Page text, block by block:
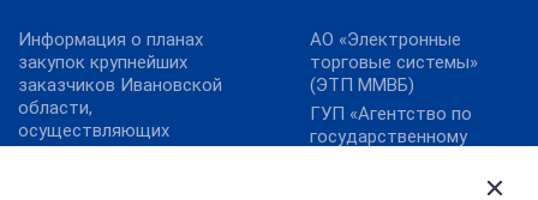
Информация о планах
закупок крупнейших
заказчиков Ивановской
области,
осуществляющих
закупки в соответствии
АО «Электронные
торговые системы»
(ЭТП ММВБ)
ГУП «Агентство по
государственному